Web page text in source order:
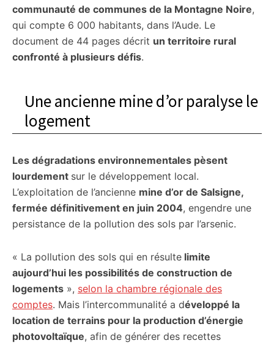
communauté de communes de la Montagne Noire,
qui compte 6 000 habitants, dans l’Aude. Le
document de 44 pages décrit un territoire rural
confronté à plusieurs défis.
Une ancienne mine d’or paralyse le
logement
Les dégradations environnementales pèsent
lourdement sur le développement local.
L’exploitation de l’ancienne mine d’or de Salsigne,
fermée définitivement en juin 2004, engendre une
persistance de la pollution des sols par l’arsenic.
« La pollution des sols qui en résulte limite
aujourd’hui les possibilités de construction de
logements », selon la chambre régionale des
comptes. Mais l’intercommunalité a développé la
location de terrains pour la production d’énergie
photovoltaïque, afin de générer des recettes